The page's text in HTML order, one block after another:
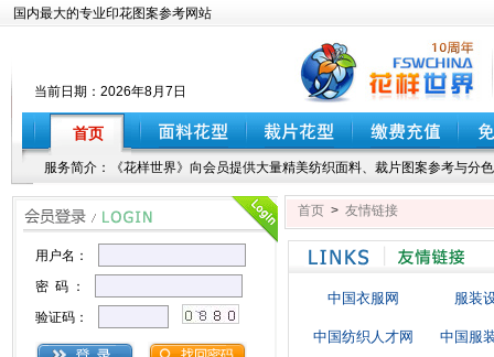
国内最大的专业印花图案参考网站
首页
当前日期： 2026年8月7日
服务简介：《花样世界》向会员提供大量精美纺织面料、裁片图案参考与分
用户名：
密 码 ：
验证码：
首页> 友情链接
中国衣服网 服装
中国纺织人才网 中国服